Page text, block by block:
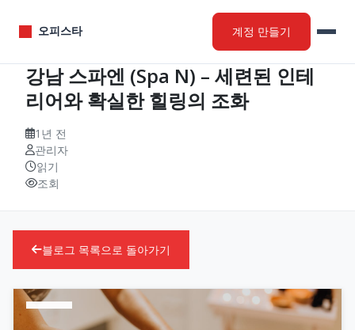
오피스타 계정 만들기
강남 스파엔 (Spa N) – 세련된 인테
리어와 확실한 힐링의 조화
1년 전
관리자
읽기
조회
블로그 목록으로 돌아가기